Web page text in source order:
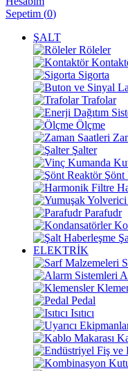
Sepetim (0)
ŞALT
Röleler
Sigorta
Trafolar
Ölçme
Şalter
Şönt
Parafudr
ELEKTRİK
Pedal
Isıtıcı